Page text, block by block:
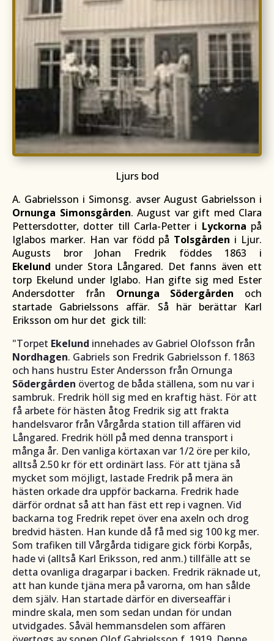
Ljurs bod
A. Gabrielsson i Simonsg. avser August Gabrielsson i
Ornunga Simonsgården. August var gift med Clara
Pettersdotter, dotter till Carla-Petter i Lyckorna på
Iglabos marker. Han var född på Tolsgården i Ljur.
Augusts bror Johan Fredrik föddes 1863 i
Ekelund under Stora Långared. Det fanns även ett
torp Ekelund under Iglabo. Han gifte sig med Ester
Andersdotter från Ornunga Södergården och
startade Gabrielssons affär. Så här berättar Karl
Eriksson om hur det gick till:
"Torpet Ekelund innehades av Gabriel Olofsson från
Nordhagen. Gabriels son Fredrik Gabrielsson f. 1863
och hans hustru Ester Andersson från Ornunga
Södergården övertog de båda ställena, som nu var i
sambruk. Fredrik höll sig med en kraftig häst. För att
få arbete för hästen åtog Fredrik sig att frakta
handelsvaror från Vårgårda station till affären vid
Långared. Fredrik höll på med denna transport i
många år. Den vanliga körtaxan var 1/2 öre per kilo,
alltså 2.50 kr för ett ordinärt lass. För att tjäna så
mycket som möjligt, lastade Fredrik på mera än
hästen orkade dra uppför backarna. Fredrik hade
därför ordnat så att han fäst ett rep i vagnen. Vid
backarna tog Fredrik repet över ena axeln och drog
bredvid hästen. Han kunde då få med sig 100 kg mer.
Som trafiken till Vårgårda tidigare gick förbi Korpås,
hade vi (alltså Karl Eriksson, red anm.) tillfälle att se
detta ovanliga dragarpar i backen. Fredrik räknade ut,
att han kunde tjäna mera på varorna, om han sålde
dem själv. Han startade därför en diverseaffär i
mindre skala, men som sedan undan för undan
utvidgades. Såväl hemmansdelen som affären